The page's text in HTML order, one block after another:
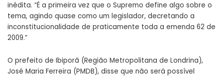
inédita. “É a primeira vez que o Supremo define algo sobre o
tema, agindo quase como um legislador, decretando a
inconstitucionalidade de praticamente toda a emenda 62 de
2009.”
O prefeito de Ibiporã (Região Metropolitana de Londrina),
José Maria Ferreira (PMDB), disse que não será possível